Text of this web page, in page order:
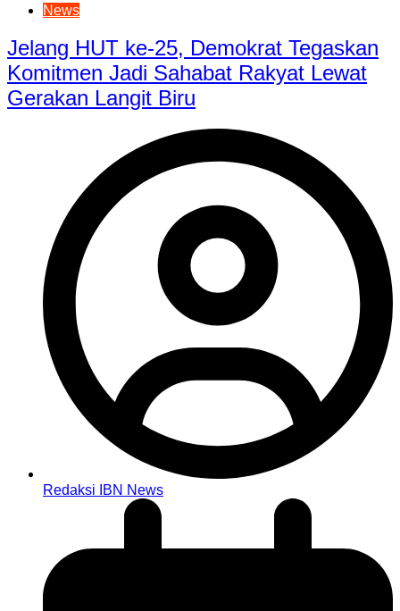
News
Jelang HUT ke-25, Demokrat Tegaskan
Komitmen Jadi Sahabat Rakyat Lewat
Gerakan Langit Biru
Redaksi IBN News